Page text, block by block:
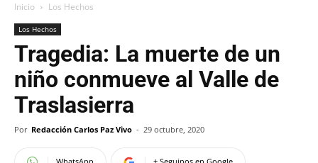
Inicio Los Hechos
Los Hechos
Tragedia: La muerte de un
niño conmueve al Valle de
Traslasierra
Por Redacción Carlos Paz Vivo - 29 octubre, 2020